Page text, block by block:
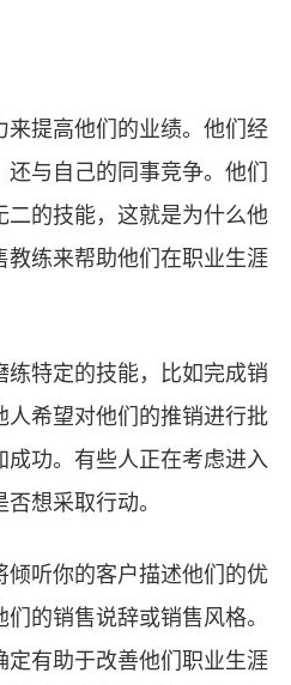
提高他们的业绩。他们经
与自己的同事竞争。他们
的技能，这就是为什么他
练来帮助他们在职业生涯
特定的技能，比如完成销
希望对他们的推销进行批
功。有些人正在考虑进入
想采取行动。
听你的客户描述他们的优
的销售说辞或销售风格。
有助于改善他们职业生涯